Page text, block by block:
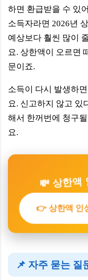
하면 환급받을 수 있
소득자라면 2026년
예상보다 훨씬 많이
요. 상한액이 오르면
문이죠.
소득이 다시 발생하
요. 신고하지 않고 있
해서 한꺼번에 청구
요.
💸 상한액
👉 상한액 인
📌 자주 묻는 질